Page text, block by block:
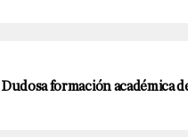
Dudosa formación académica